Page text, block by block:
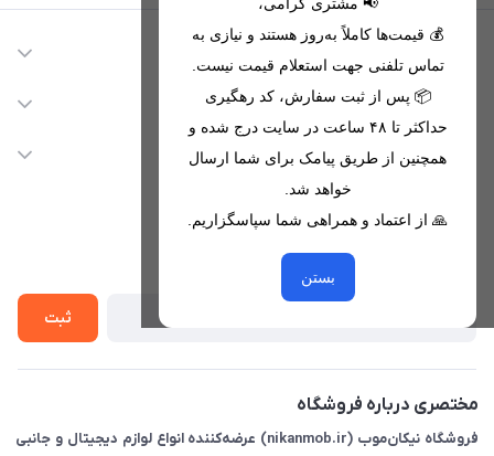
💰 قیمت‌ها کاملاً به‌روز هستند و نیازی به
تماس تلفنی جهت استعلام قیمت نیست.
📦 پس از ثبت سفارش، کد رهگیری
حداکثر تا ۴۸ ساعت در سایت درج شده و
همچنین از طریق پیامک برای شما ارسال
خواهد شد.
🙏 از اعتماد و همراهی شما سپاسگزاریم.
بستن
اطلاعات تماس
09221680256 - 09373782289
nikanmobstore@gmail.com
هرمزگان، بندرخمیر، شهرک رودبار
دسترسی سریع
لیست محصولات
خدمات مشتریان
حریم خصوصی
از جدید‌ترین تخفیف‌ها با‌ خبر شوید
ثبت
مختصری درباره فروشگاه
فروشگاه نیکان‌موب (nikanmob.ir) عرضه‌کننده انواع لوازم دیجیتال و جانبی